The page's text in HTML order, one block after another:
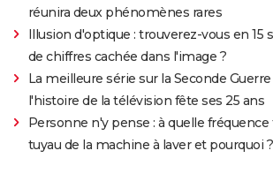
réunira deux phénomènes rares
Illusion d'optique : trouverez-vous en 15
de chiffres cachée dans l'image ?
La meilleure série sur la Seconde
l'histoire de la télévision fête ses 25 ans
Personne n'y pense : à quelle
tuyau de la machine à laver et pourquoi ?